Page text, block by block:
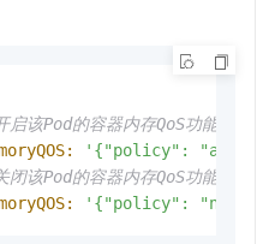
该Pod的容器内存QoS功能。
'{"policy": "auto"}'
该Pod的容器内存QoS功能。
'{"policy": "none"}'